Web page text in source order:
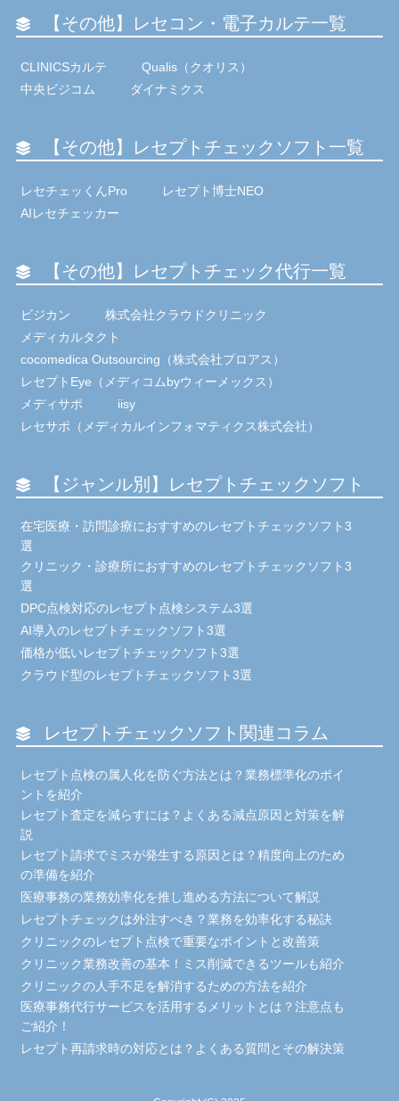
【その他】レセコン・電子カルテ一覧
CLINICSカルテ
Qualis（クオリス）
中央ビジコム
ダイナミクス
【その他】レセプトチェックソフト一覧
レセチェッくんPro
レセプト博士NEO
AIレセチェッカー
【その他】レセプトチェック代行一覧
ビジカン
株式会社クラウドクリニック
メディカルタクト
cocomedica Outsourcing（株式会社プロアス）
レセプトEye（メディコムbyウィーメックス）
メディサポ
iisy
レセサポ（メディカルインフォマティクス株式会社）
【ジャンル別】レセプトチェックソフト
在宅医療・訪問診療におすすめのレセプトチェックソフト3
選
クリニック・診療所におすすめのレセプトチェックソフト3
選
DPC点検対応のレセプト点検システム3選
AI導入のレセプトチェックソフト3選
価格が低いレセプトチェックソフト3選
クラウド型のレセプトチェックソフト3選
レセプトチェックソフト関連コラム
レセプト点検の属人化を防ぐ方法とは？業務標準化のポイ
ントを紹介
レセプト査定を減らすには？よくある減点原因と対策を解
説
レセプト請求でミスが発生する原因とは？精度向上のため
の準備を紹介
医療事務の業務効率化を推し進める方法について解説
レセプトチェックは外注すべき？業務を効率化する秘訣
クリニックのレセプト点検で重要なポイントと改善策
クリニック業務改善の基本！ミス削減できるツールも紹介
クリニックの人手不足を解消するための方法を紹介
医療事務代行サービスを活用するメリットとは？注意点も
ご紹介！
レセプト再請求時の対応とは？よくある質問とその解決策